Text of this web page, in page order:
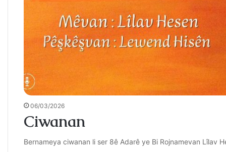
06/03/2026
Ciwanan
Bernameya ciwanan li ser 8ê Adarê ye Bi Rojnamevan Lîlav